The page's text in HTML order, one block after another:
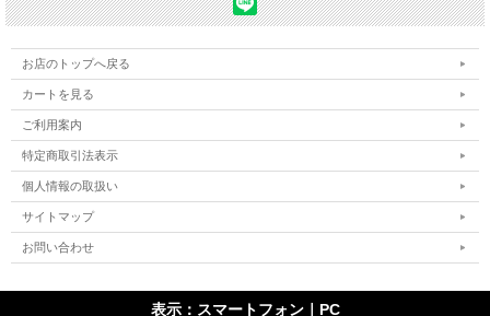
お店のトップへ戻る
カートを見る
ご利用案内
特定商取引法表示
個人情報の取扱い
サイトマップ
お問い合わせ
表示：スマートフォン｜ PC